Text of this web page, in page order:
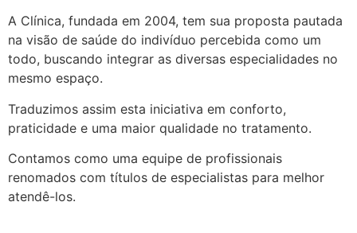
A Clínica, fundada em 2004, tem sua proposta pautada
na visão de saúde do indivíduo percebida como um
todo, buscando integrar as diversas especialidades no
mesmo espaço.
Traduzimos assim esta iniciativa em conforto,
praticidade e uma maior qualidade no tratamento.
Contamos como uma equipe de profissionais
renomados com títulos de especialistas para melhor
atendê-los.